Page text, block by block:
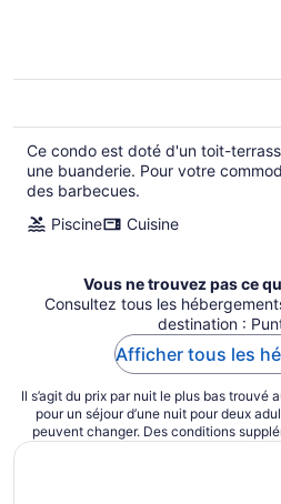
Ce condo est doté d'un toit-
une buanderie. Pour votre
des barbecues.
Piscine
Cuisine
Vous ne trouvez pas ce
Consultez tous les
destination :
Afficher tous les
Il s’agit du prix par nuit le plus bas trouvé
pour un séjour d’une nuit pour deux
peuvent changer. Des conditions